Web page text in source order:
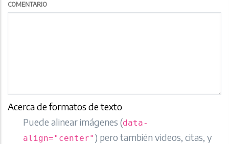
COMENTARIO
Acerca de formatos de texto
Puede alinear imágenes (data-
align="center" ) pero también videos, citas, y